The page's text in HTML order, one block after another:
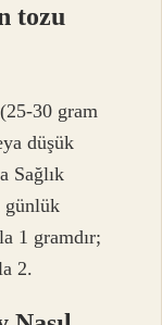
tozu
30 gram
düşük
Sağlık
günlük
1 gramdır;
2.